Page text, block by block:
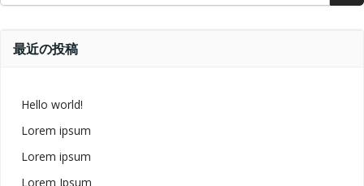
最近の投稿
Hello world!
Lorem ipsum
Lorem ipsum
Lorem Ipsum